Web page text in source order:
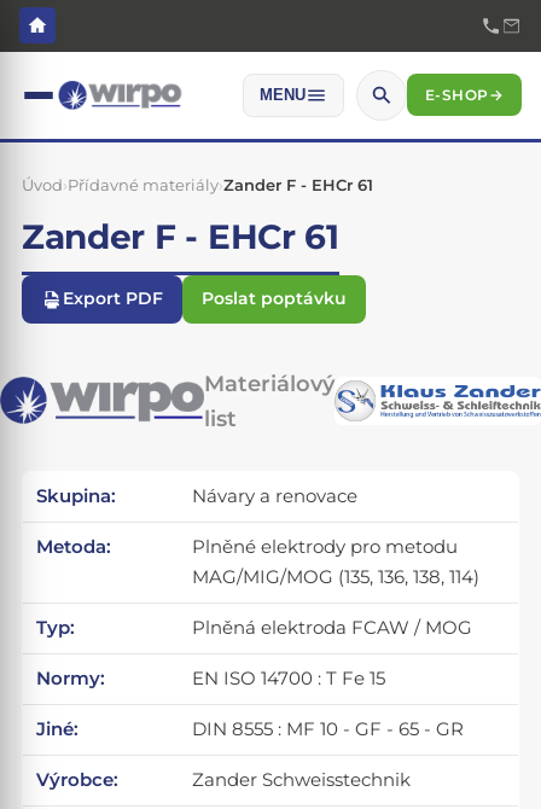
MENU E-SHOP→
Úvod›Přídavné materiály›Zander F - EHCr 61
Zander F - EHCr 61
Export PDF Poslat poptávku
Materiálový
list
Skupina: Návary a renovace
Metoda:
Plněné elektrody pro metodu
MAG/MIG/MOG (135, 136, 138, 114)
Typ: Plněná elektroda FCAW / MOG
Normy: EN ISO 14700 : T Fe 15
Jiné: DIN 8555 : MF 10 - GF - 65 - GR
Výrobce: Zander Schweisstechnik